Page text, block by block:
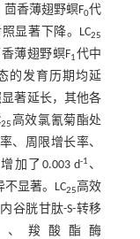
香薄翅野螟F0代
显著下降。LC25
薄翅野螟F1代中
的发育历期均延
著延长，其他各
25 高效氯氰菊酯处
、周限增长率、
加了0.003 d-1 、
不显著。LC25高效
谷胱甘肽-S-转移
）、羧酸酯酶